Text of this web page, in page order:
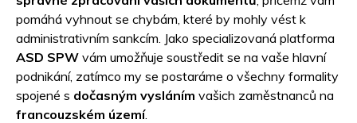
pomáhá vyhnout se chybám, které by mohly vést k
administrativním sankcím. Jako specializovaná platforma
ASD SPW vám umožňuje soustředit se na vaše hlavní
podnikání, zatímco my se postaráme o všechny formality
spojené s dočasným vysláním vašich zaměstnanců na
francouzském území.